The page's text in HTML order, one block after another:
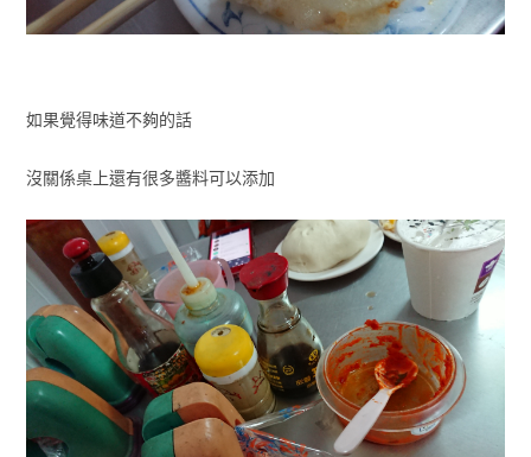
如果覺得味道不夠的話
沒關係桌上還有很多醬料可以添加